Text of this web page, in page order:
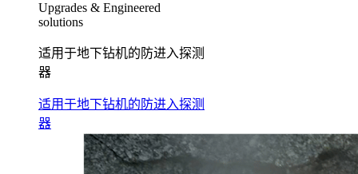
Upgrades & Engineered
solutions
适用于地下钻机的防进入探测
器
适用于地下钻机的防进入探测
器